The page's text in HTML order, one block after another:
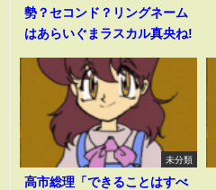
勢？セコンド？リングネーム
はあらいぐまラスカル真央ね!
未分類
高市総理「できることはすべ